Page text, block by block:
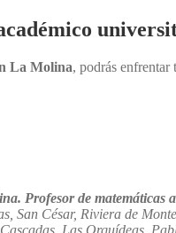
La Molina, podrás enfrentar
Profesor de
San César, Riviera de
Las Orquídeas,